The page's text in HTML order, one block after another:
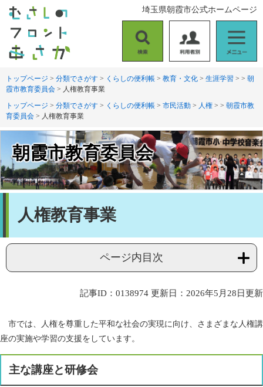
す
し
本
文
索
用
者
ニ
ュ
埼玉県朝霞市公式ホームページ
トップページ > 分類でさがす > くらしの便利帳 > 教育・文化 > 生涯学習 > > 朝
霞市教育委員会 > 人権教育事業
トップページ > 分類でさがす > くらしの便利帳 > 市民活動 > 人権 > > 朝霞市教
育委員会 > 人権教育事業
朝霞市教育委員会
人権教育事業
ページ内目次
記事ID：0138974 更新日：2026年5月28日更新
市では、人権を尊重した平和な社会の実現に向け、さまざまな人権講
座の実施や学習の支援をしています。
主な講座と研修会